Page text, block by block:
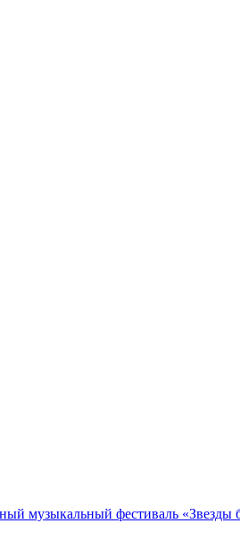
музыкальный фестиваль «Звезды